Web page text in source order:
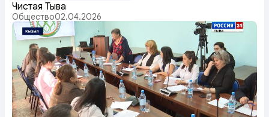
Чистая Тыва
Общество02.04.2026